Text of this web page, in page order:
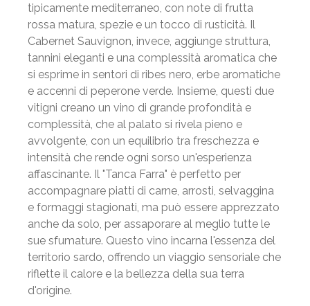
tipicamente mediterraneo, con note di frutta
rossa matura, spezie e un tocco di rusticità. Il
Cabernet Sauvignon, invece, aggiunge struttura,
tannini eleganti e una complessità aromatica che
si esprime in sentori di ribes nero, erbe aromatiche
e accenni di peperone verde. Insieme, questi due
vitigni creano un vino di grande profondità e
complessità, che al palato si rivela pieno e
avvolgente, con un equilibrio tra freschezza e
intensità che rende ogni sorso un'esperienza
affascinante. Il "Tanca Farra" è perfetto per
accompagnare piatti di carne, arrosti, selvaggina
e formaggi stagionati, ma può essere apprezzato
anche da solo, per assaporare al meglio tutte le
sue sfumature. Questo vino incarna l'essenza del
territorio sardo, offrendo un viaggio sensoriale che
riflette il calore e la bellezza della sua terra
d'origine.